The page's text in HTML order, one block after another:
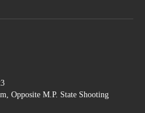
Opposite M.P. State Shooting